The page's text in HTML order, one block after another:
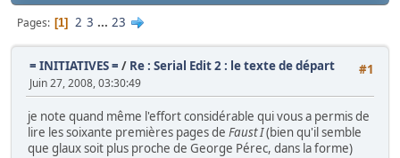
Pages 1 2 3 ... 23
#1
= INITIATIVES = / Re : Serial Edit 2 : le texte de départ
Juin 27, 2008, 03:30:49
je note quand même l'effort considérable qui vous a permis de
lire les soixante premières pages de Faust I(bien qu'il semble
que glaux soit plus proche de George Pérec, dans la forme)